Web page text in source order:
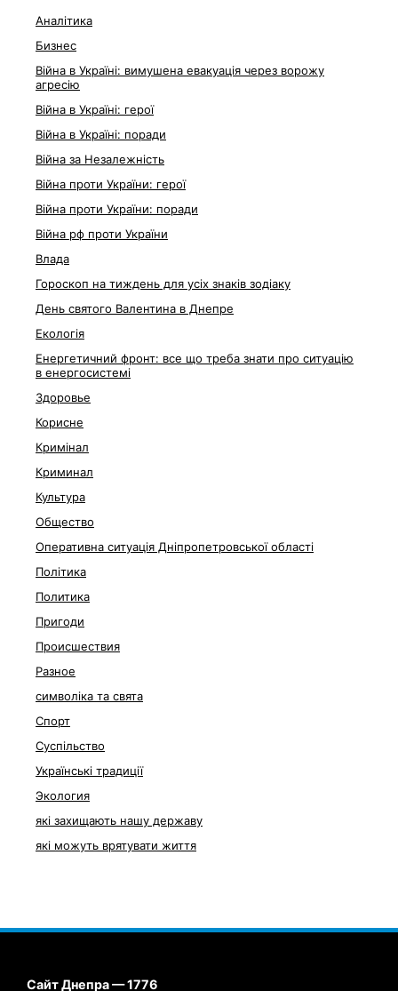
Аналітика
Бизнес
Війна в Україні: вимушена евакуація через ворожу
агресію
Війна в Україні: герої
Війна в Україні: поради
Війна за Незалежність
Війна проти України: герої
Війна проти України: поради
Війна рф проти України
Влада
Гороскоп на тиждень для усіх знаків зодіаку
День святого Валентина в Днепре
Екологія
Енергетичний фронт: все що треба знати про ситуацію
в енергосистемі
Здоровье
Корисне
Кримінал
Криминал
Культура
Общество
Оперативна ситуація Дніпропетровської області
Політика
Политика
Пригоди
Происшествия
Разное
символіка та свята
Спорт
Суспільство
Українські традиції
Экология
які захищають нашу державу
які можуть врятувати життя
Сайт Днепра — 1776